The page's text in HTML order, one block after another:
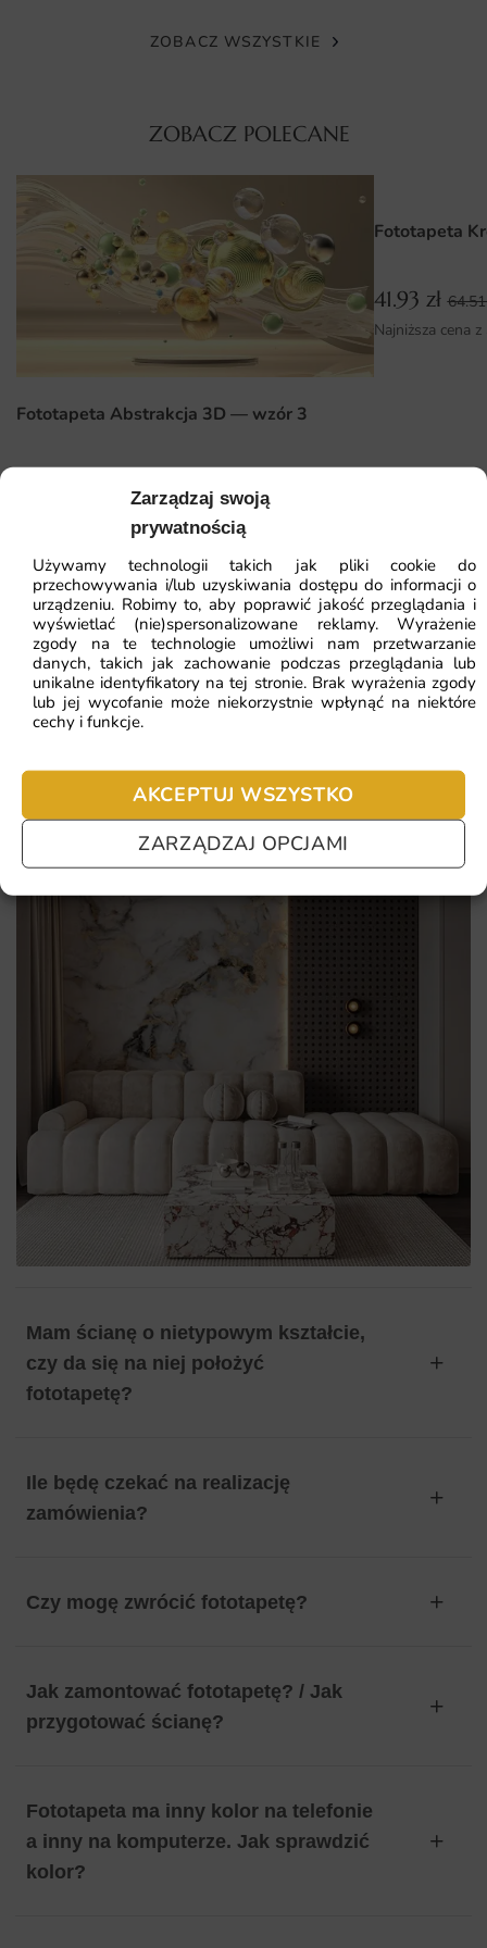
Zarządzaj swoją
prywatnością
Używamy technologii takich jak pliki cookie do
przechowywania i/lub uzyskiwania dostępu do informacji o
urządzeniu. Robimy to, aby poprawić jakość przeglądania i
wyświetlać (nie)spersonalizowane reklamy. Wyrażenie
zgody na te technologie umożliwi nam przetwarzanie
danych, takich jak zachowanie podczas przeglądania lub
unikalne identyfikatory na tej stronie. Brak wyrażenia zgody
lub jej wycofanie może niekorzystnie wpłynąć na niektóre
cechy i funkcje.
AKCEPTUJ WSZYSTKO
ZARZĄDZAJ OPCJAMI
dopasowane do różnych typów ścian i oczekiwań
Wymiary na miarę i łatwy montaż
Fototapetę przygotowujemy dokładnie na podane przez
Ciebie wymiary, aby idealnie pasowała do wybranej ściany
bez konieczności kompromisów. Standardowo dzielimy ją
na wygodne w aplikacji pasy, co znacząco upraszcza
samodzielny montaż.
kroku, dzięki której nawet osoba bez doświadczenia
Dlaczego warto wybrać tę fototapetę
Decydując się na ten model, zyskujesz nie tylko piękną
dekorację, ale i świadomie zaprojektowany element
wnętrza. Motyw Abstrakcyjna Akwarela doskonale
współgra z różnymi stylami i pozwala wyrazić własny
gust.
Najważniejsze atuty tej propozycji to:
i winyle
wyrazisty akcent dekoracyjny budujący charakter wnętrza
estetyka, która świetnie współgra z popularnymi stylami
trwałość wydruku i odporność na codzienne użytkowanie
ZOBACZ WSZYSTKIE
ZOBACZ POLECANE
Fototapeta Abstrakcja 3D — wzór 3
Najniższa cena z 30 dni: 41.93
Fototapeta
41.93 zł
Najniższa cena
ZOBACZ WSZYSTKIE
Najczęściej zadawane pytania
Pomagamy i doradzamy przy każdym zakupie. Ale jeżeli
nie chcesz czekać – sprawdź najczęściej zadawane pytania.
Mam ścianę o nietypowym kształcie,
czy da się na niej położyć
fototapetę?
Ile będę czekać na realizację
zamówienia?
Czy mogę zwrócić fototapetę?
Jak zamontować fototapetę? / Jak
przygotować ścianę?
Fototapeta ma inny kolor na telefonie
a inny na komputerze. Jak sprawdzić
kolor?